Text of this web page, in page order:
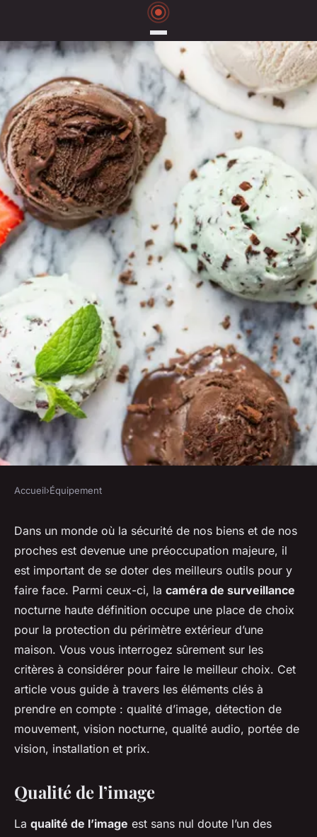
ÉQUIPEMENT
Comment choisir une caméra
de surveillance nocturne
haute définition pour le
périmètre extérieur d'une
maison ?
Accueil›Équipement
Dans un monde où la sécurité de nos biens et de nos
proches est devenue une préoccupation majeure, il
est important de se doter des meilleurs outils pour y
faire face. Parmi ceux-ci, la caméra de surveillance
nocturne haute définition occupe une place de choix
pour la protection du périmètre extérieur d’une
maison. Vous vous interrogez sûrement sur les
critères à considérer pour faire le meilleur choix. Cet
article vous guide à travers les éléments clés à
prendre en compte : qualité d’image, détection de
mouvement, vision nocturne, qualité audio, portée de
vision, installation et prix.
Qualité de l’image
La qualité de l’image est sans nul doute l’un des